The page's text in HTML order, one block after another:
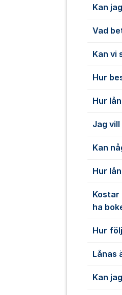
Kan
Vad
Kan vi
Hur
Hur
Jag
Kan
Hur
ha
Hur
Lånas
Kan